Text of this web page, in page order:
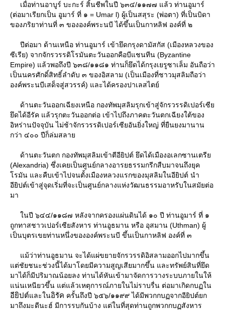
เมื่อท่านอาบูร์ บะกะร์ สิ้นชีพในปี ๖๓๔/๑๑๗๗ แล้ว ท่านอูมาร์
(ต่อมาเรียกเป็น อูมาร์ ที่ ๑ = Umar l) ผู้เป็นสสุระ (พ่อตา) ที่เป็นบิดา
ของภริยาท่านที่ ๓ ขององค์พระนบี ได้ขึ้นเป็นกาหลิฟ องค์ที่ ๒
ปีต่อมา ด้านเหนือ ท่านอูมาร์ เข้ายึดกรุงดามัสกัส (เมืองหลวงของ
ซีเรีย) จากจักรวรรดิโรมันตะวันออกคือบีแชนทีน (Byzantine
Empire) แล้วพอถึงปี ๖๓๘/๑๑๘๑ ท่านก็ยึดได้กรุงเยรูซาเล็ม อันถือว่า
เป็นนครศักดิ์สิทธิ์ลำดับ ๓ ของอิสลาม (เป็นเมืองที่ชาวมุสลิมถือว่า
องค์พระนบีเสด็จสู่สวรรค์) และได้ครองปาเลสไตย์
ด้านตะวันออกเฉียงเหนือ กองทัพมุสลิมรุกเข้าสู่จักรวรรดิเปอร์เซี
ึดได้อีรัค แล้วรุกตะวันออกต่อ เข้าไปถึงภาคตะวันตกเฉียงใต้ของ
อิหร่านปัจจุบัน ไม่ช้าจักรวรรดิเปอร์เซียอันยิ่งใหญ่ ที่ยืนยงมานาน
กว่า ๔๐๐ ปีก็ล่มสลา
ด้านตะวันตก กองทัพมุสลิมเข้าตีอียิปต์ ยึดได้เมืองอเลกซานเตรี
(Alexandria) ซึ่งเคยเป็นศูนย์กลางอารยธรรมกรีกสืบมาจนถึงยุค
รมัน และคืบเข้าไปจนตั้งเมืองหลวงแรกของมุสลิมในอียิปต์ นำ
อียิปต์เข้าสู่จุดเริ่มที่จะเป็นศูนย์กลางแห่งวัฒนธรรมอาหรับในสมัยต่อ
มา
นปี ๖๔๔/๑๑๘๗ หลังจากครองแผ่นดินได้ ๑๐ ปี ท่านอูมาร์ ที่ ๑
ถูกทาสชาวเปอร์เซียสังหาร ท่านอูธมาน หรือ อุสมาน (Uthman) ผู้
เป็นบุตรเขยท่านหนึ่งขององค์พระนบี ขึ้นเป็นกาหลิฟ องค์ที่ ๓
ม้ว่าท่านอูธมาน จะได้แผ่ขยายจักรวรรดิอิสลามออกไปมากขึ้น
ต่ชัยชนะช่วงนี้ได้มาโดยมีความสูญเสียมากขึ้น และทรัพย์สินที่ยึด
มาได้ก็มีปริมาณน้อยลง ท่านได้หันเข้ามาจัดการวางระบบภายในให้
น่นเหนียวขึ้น แต่แล้วเหตุการณ์ภายในไม่ราบรื่น ต่อมาเกิดกบฏใน
อียิปต์ละในอิรัค ครั้นถึงปี ๖๕๖/๑๑๙๙ ได้มีพวกกบฏจากอียิปต์ยก
มาถึงมะดีนะฮ์ มีการรบกันบ้าง แต่ในที่สุดท่านถูกพวกกบฏสังหาร